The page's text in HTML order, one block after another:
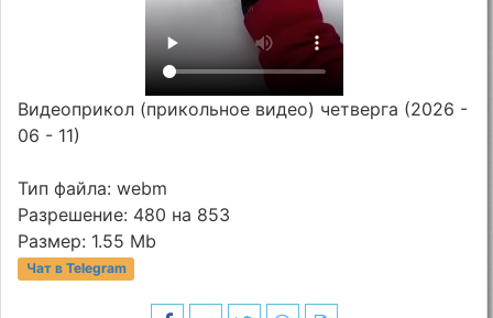
Видеоприкол (прикольное видео) четверга (2026 -
06 - 11)
Тип файла: webm
Разрешение: 480 на 853
Размер: 1.55 Mb
Чат в Telegram